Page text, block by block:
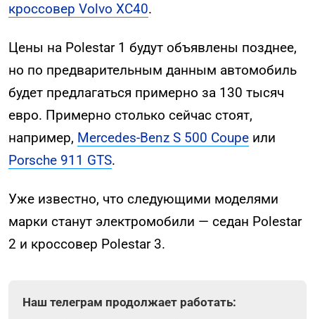
кроссовер Volvo XC40.
Цены на Polestar 1 будут объявлены позднее,
но по предварительным данным автомобиль
будет предлагаться примерно за 130 тысяч
евро. Примерно столько сейчас стоят,
например, Mercedes-Benz S 500 Coupe или
Porsche 911 GTS.
Уже известно, что следующими моделями
марки станут электромобили — седан Polestar
2 и кроссовер Polestar 3.
Наш телеграм продолжает работать: